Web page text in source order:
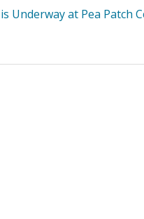
Underway at Pea Patch